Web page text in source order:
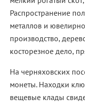
Распространение
металлов и
производство,
косторезное дело,
На черняховских
монеты. Находки
вещевые клады